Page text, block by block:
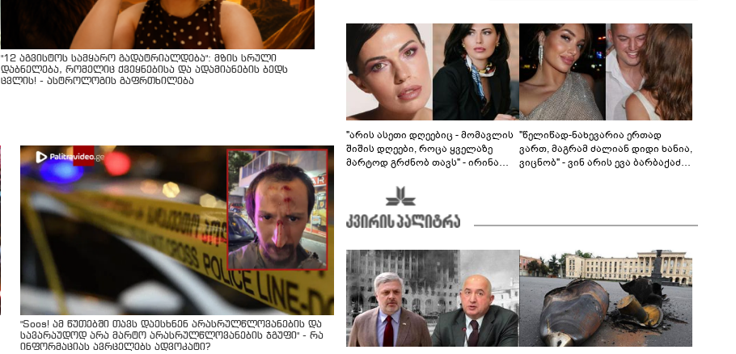
"12 აგვისტოს სამყარო გადატრიალდება": მზის სრული
დაბნელება, რომელიც ქვეყნებისა და ადამიანების ბედს
ცვლის! - ასტროლოგის გაფრთხილება
"Soos! ამ წუთებში თავს დაესხნენ არასრულწლოვანების და
სავარაუდოდ არა მარტო არასრულწლოვანების ჯგუფი" - რა
ინფორმაციას ავრცელებს ადვოკატი?
"არის ასეთი დღეებიც - მომავლის
შიშის დღეები, როცა ყველაზე
მარტოდ გრძნობ თავს" - ირინა
"წელიწად-ნახევარია ერთად
ვართ, მაგრამ ძალიან დიდი ხანია,
ვიცნობ" - ვინ არის ევა ბარბაქაძის